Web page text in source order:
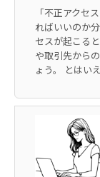
「不正アクセ
ればいいのか
セスが起こる
や取引先から
ょう。 とはい